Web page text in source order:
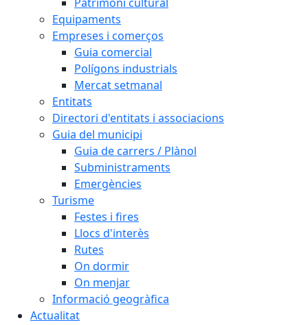
Equipaments
Empreses i comerços
Guia comercial
Polígons industrials
Mercat setmanal
Entitats
Directori d'entitats i associacions
Guia del municipi
Guia de carrers / Plànol
Subministraments
Emergències
Turisme
Festes i fires
Llocs d'interès
Rutes
On dormir
On menjar
Informació geogràfica
Actualitat